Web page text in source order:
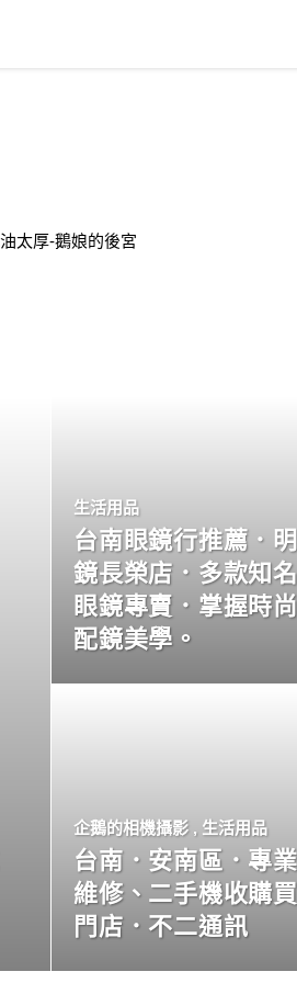
生活用品
台南眼鏡行推薦．
鏡長榮店．多款知
眼鏡專賣．掌握時
配鏡美學。
企鵝的相機攝影 , 生活用品
台南．安南區．專
維修、二手機收購
門店．不二通訊